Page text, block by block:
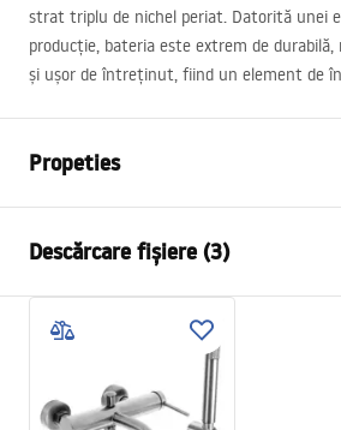
strat triplu de nichel periat. Datorită unei
producție, bateria este extrem de
și ușor de întreținut, fiind un element de
Propeties
Metodă de montaj
Culoare
Oțel
Tip de gura de scurgere
Lungimea gurii
Descărcare fișiere (3)
Instrucțiuni de asamblare